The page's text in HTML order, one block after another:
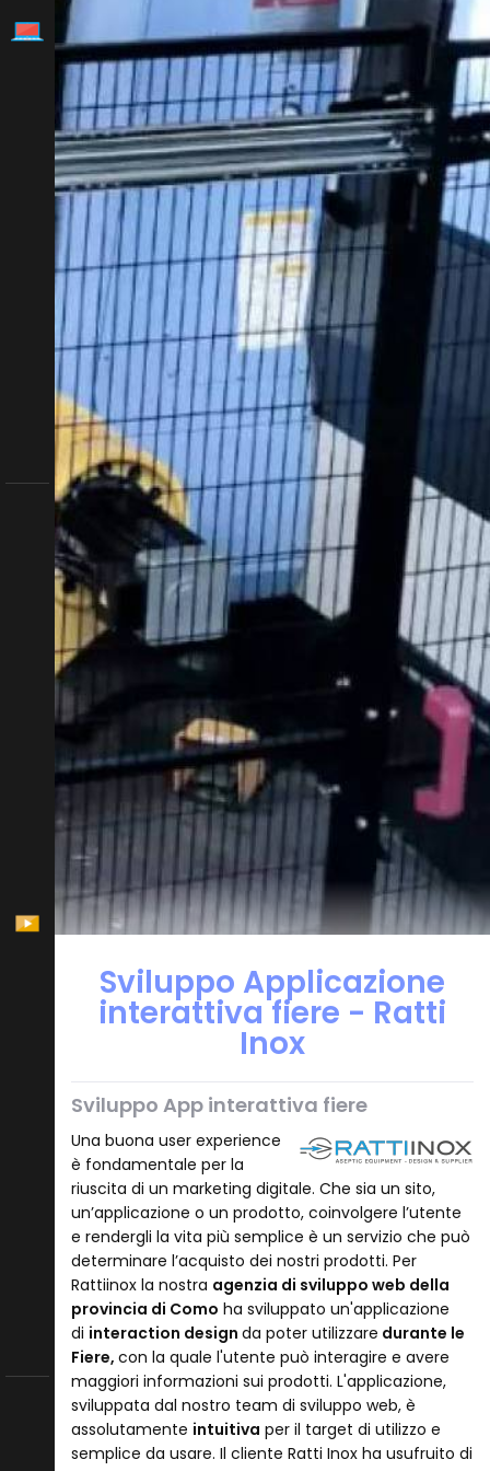
Sviluppo Applicazione
interattiva fiere - Ratti
Inox
Sviluppo App interattiva fiere
Una buona user experience
è fondamentale per la
riuscita di un marketing digitale. Che sia un sito,
un’applicazione o un prodotto, coinvolgere l’utente
e rendergli la vita più semplice è un servizio che può
determinare l’acquisto dei nostri prodotti. Per
Rattiinox la nostra agenzia di sviluppo web della
provincia di Como ha sviluppato un'applicazione
di interaction design da poter utilizzare durante le
Fiere, con la quale l'utente può interagire e avere
maggiori informazioni sui prodotti. L'applicazione,
sviluppata dal nostro team di sviluppo web, è
assolutamente intuitiva per il target di utilizzo e
semplice da usare. Il cliente Ratti Inox ha usufruito di